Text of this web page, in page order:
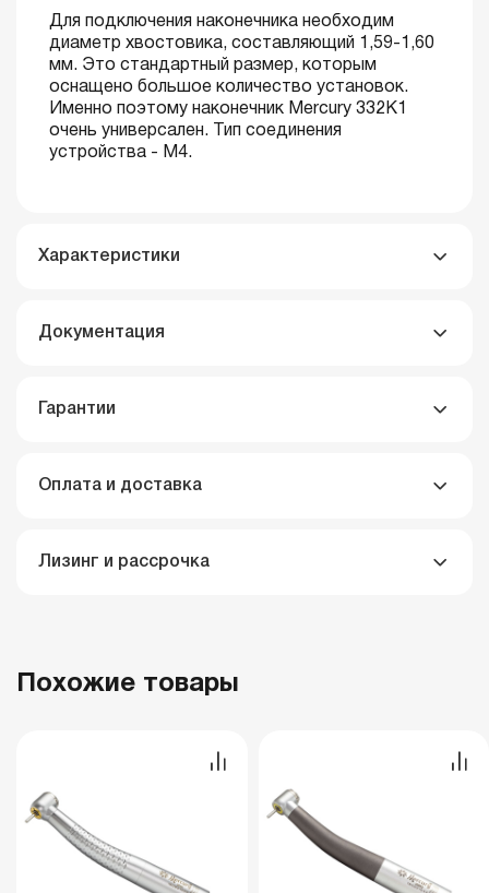
Для подключения наконечника необходим
диаметр хвостовика, составляющий 1,59-1,60
мм. Это стандартный размер, которым
оснащено большое количество установок.
Именно поэтому наконечник Mercury 332K1
очень универсален. Тип соединения
устройства - М4.
Характеристики
Документация
Гарантии
Оплата и доставка
Лизинг и рассрочка
Похожие товары